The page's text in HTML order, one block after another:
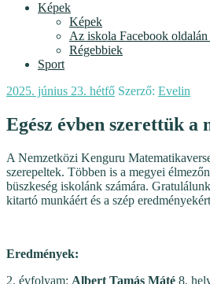
Képek
Képek
Az iskola Facebook
Régebbiek
Sport
Beküldve:
2025. június 23. hétfő Szerző: Evelin
Egész évben szerettük a
A Nemzetközi Kenguru
szerepeltek. Többen is a megyei
büszkeség iskolánk számára.
kitartó munkáért és a szép
Eredmények:
2. évfolyam: Albert Tamás Máté 8.